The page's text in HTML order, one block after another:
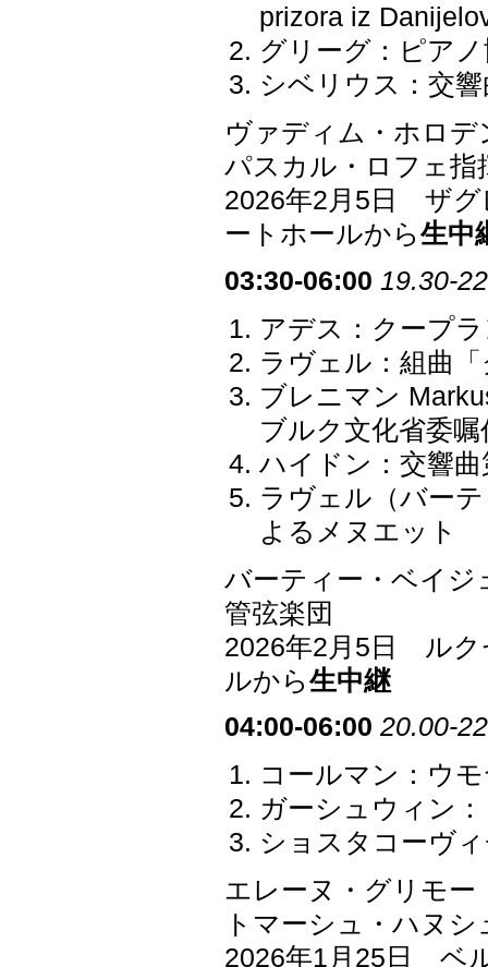
prizora iz
グリーグ：ピア
シベリウス：交
ヴァディム・ホロ
パスカル・ロフェ指
2026年2月5日 ザグ
ートホールから生中
03:30-06:00 19.30-
アデス：クープ
ラヴェル：組曲
ブレニマン
ブルク文化省委
ハイドン：交響
ラヴェル（バー
よるメヌエット
バーティー・ベイジ
管弦楽団
2026年2月5日 ルク
ルから生中継
04:00-06:00 20.00-
コールマン：ウ
ガーシュウィン
ショスタコーヴ
エレーヌ・グリモー
トマーシュ・ハヌ
2026年1月25日 ベ